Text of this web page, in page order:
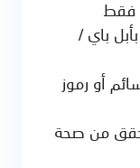
فقط
باي /
أو رموز
من صحة